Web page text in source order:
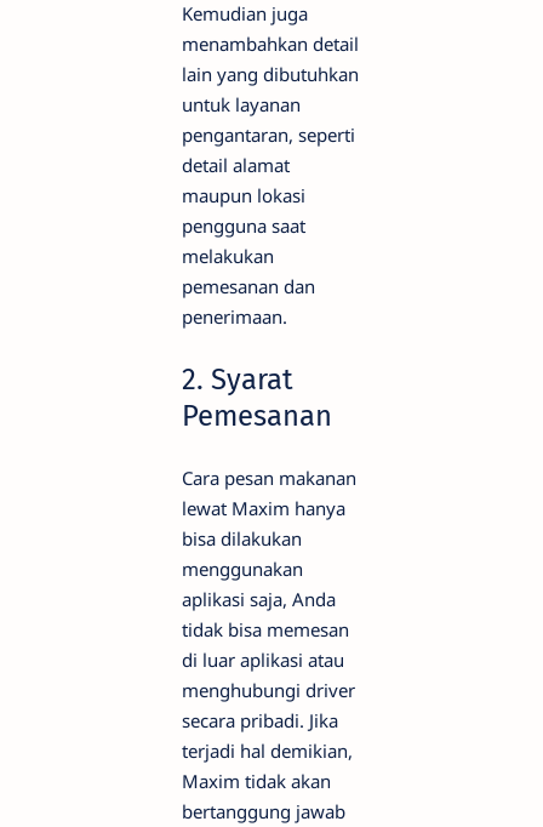
Kemudian juga
menambahkan detail
lain yang dibutuhkan
untuk layanan
pengantaran, seperti
detail alamat
maupun lokasi
pengguna saat
melakukan
pemesanan dan
penerimaan.
2. Syarat
Pemesanan
Cara pesan makanan
lewat Maxim hanya
bisa dilakukan
menggunakan
aplikasi saja, Anda
tidak bisa memesan
di luar aplikasi atau
menghubungi driver
secara pribadi. Jika
terjadi hal demikian,
Maxim tidak akan
bertanggung jawab